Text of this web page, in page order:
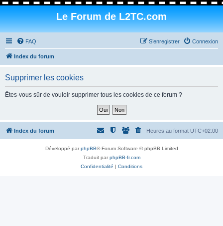
Le Forum de L2TC.com
FAQ Connexion
S’enregistrer
Index du forum
Supprimer les cookies
Êtes-vous sûr de vouloir supprimer tous les cookies de ce forum ?
Index du forum Heures au format UTC+02:00
Développé parphpBB® Forum Software © phpBB Limited
Traduit parphpBB-fr.com
Confidentialité | Conditions